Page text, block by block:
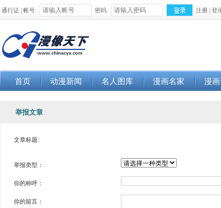
通行证 | 帐号: 密码: 注册 登
首页 动漫新闻 名人图库 漫画名家 漫
举报文章
文章标题:
举报类型：
你的称呼：
你的留言：